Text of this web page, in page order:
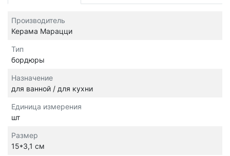
Производитель
Керама Марацци
Тип
бордюры
Назначение
для ванной / для кухни
Единица измерения
шт
Размер
15*3,1 см